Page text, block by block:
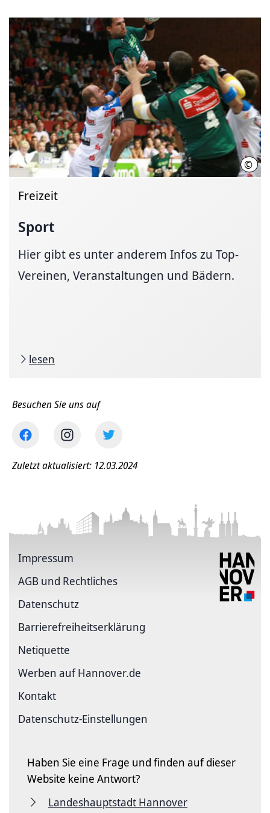
©
Freizeit
Sport
Hier gibt es unter anderem Infos zu Top-
Vereinen, Veranstaltungen und Bädern.
lesen
Besuchen Sie uns auf
Zuletzt aktualisiert: 12.03.2024
Impressum
AGB und Rechtliches
Datenschutz
Barriere­freiheits­erklärung
Netiquette
Werben auf Hannover.de
Kontakt
Datenschutz-Einstellungen
Haben Sie eine Frage und finden auf dieser
Website keine Antwort?
Landeshauptstadt Hannover